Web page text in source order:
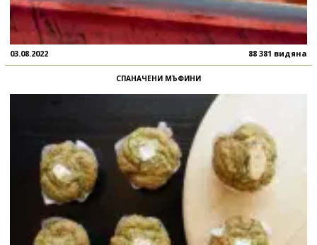
03.08.2022 88 381 видяна
СПАНАЧЕНИ МЪФИНИ